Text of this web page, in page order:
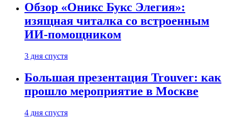
Обзор «Оникс Букс Элегия»:
изящная читалка со встроенным
ИИ-помощником
3 дня спустя
Большая презентация Trouver: как
прошло мероприятие в Москве
4 дня спустя